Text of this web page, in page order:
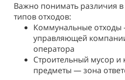
Важно понимать различия
типов отходов:
Коммунальные отходы
управляющей
оператора
Строительный мусор и
предметы — зона